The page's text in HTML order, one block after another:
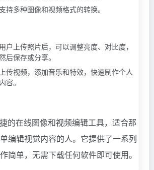
持多种图像和视频格式的转换。
户上传照片后，可以调整亮度、对比度，
后保存或分享。
传视频，添加音乐和特效，快速制作个人
容。
的在线图像和视频编辑工具，适合那
编辑视觉内容的人。它提供了一系列
简单，无需下载任何软件即可使用。